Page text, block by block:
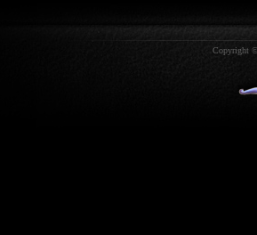
Copyright